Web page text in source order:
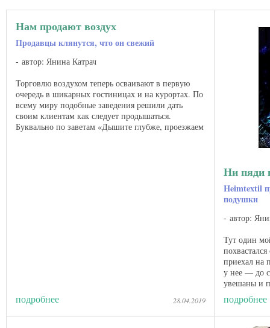
Нам продают воздух
Продавцы клянутся, что он свежий
автор: Янина Катрач
Торговлю воздухом теперь осваивают в первую
очередь в шикарных гостиницах и на курортах. По
всему миру подобные заведения решили дать
своим клиентам как следует продышаться.
Буквально по заветам «Дышите глубже, проезжаем
подробнее 28.04.2019
Ни пяди
Heimtextil
подушки
автор:
Тут один
приехал на
у нее — до
увешаны и
что-то ...
подробнее